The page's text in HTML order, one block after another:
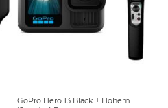
GoPro Hero 13 Black + Hohem